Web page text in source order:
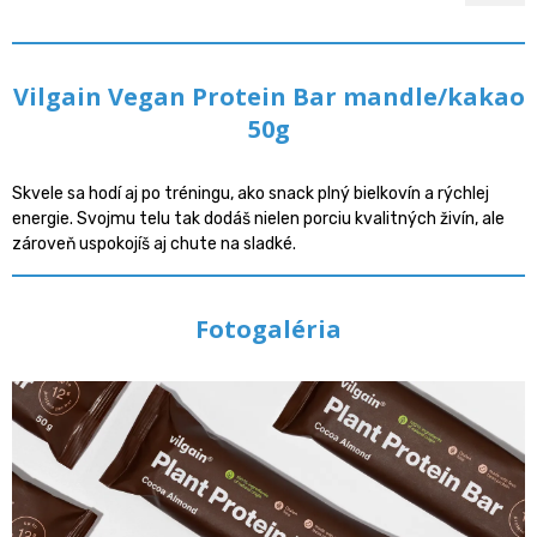
Vilgain Vegan Protein Bar mandle/kakao
50g
Skvele sa hodí aj po tréningu, ako snack plný bielkovín a rýchlej
energie. Svojmu telu tak dodáš nielen porciu kvalitných živín, ale
zároveň uspokojíš aj chute na sladké.
Fotogaléria